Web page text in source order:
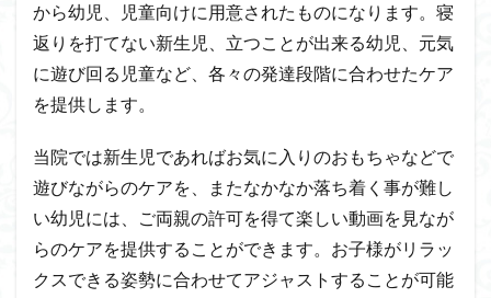
から幼児、児童向けに用意されたものになります。寝
返りを打てない新生児、立つことが出来る幼児、元気
に遊び回る児童など、各々の発達段階に合わせたケア
を提供します。
当院では新生児であればお気に入りのおもちゃなどで
遊びながらのケアを、またなかなか落ち着く事が難し
い幼児には、ご両親の許可を得て楽しい動画を見なが
らのケアを提供することができます。お子様がリラッ
クスできる姿勢に合わせてアジャストすることが可能